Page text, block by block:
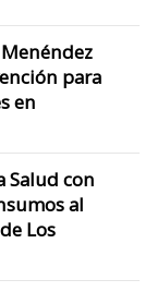
para
en
Salud con
al
Los